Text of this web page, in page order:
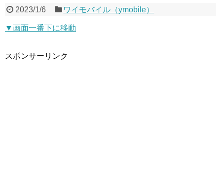
2023/1/6 ワイモバイル（ymobile）
▼画面一番下に移動
スポンサーリンク